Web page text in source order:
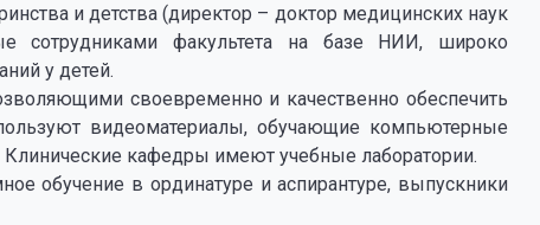
и детства (директор – доктор медицинских наук
сотрудниками факультета на базе НИИ, широко
у детей.
своевременно и качественно обеспечить
видеоматериалы, обучающие компьютерные
кафедры имеют учебные лаборатории.
обучение в ординатуре и аспирантуре, выпускники